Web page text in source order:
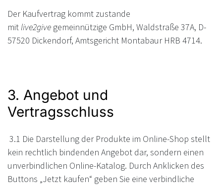
Der Kaufvertrag kommt zustande
mit live2give gemeinnützige GmbH, Waldstraße 37A, D-
57520 Dickendorf, Amtsgericht Montabaur HRB 4714.
3. Angebot und
Vertragsschluss
3.1 Die Darstellung der Produkte im Online-Shop stellt
kein rechtlich bindenden Angebot dar, sondern einen
unverbindlichen Online-Katalog. Durch Anklicken des
Buttons „Jetzt kaufen“ geben Sie eine verbindliche